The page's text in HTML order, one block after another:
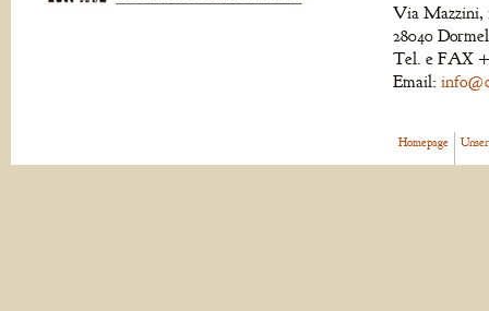
Via Mazzini,
28040
Tel. e FAX
Email:
Homepage